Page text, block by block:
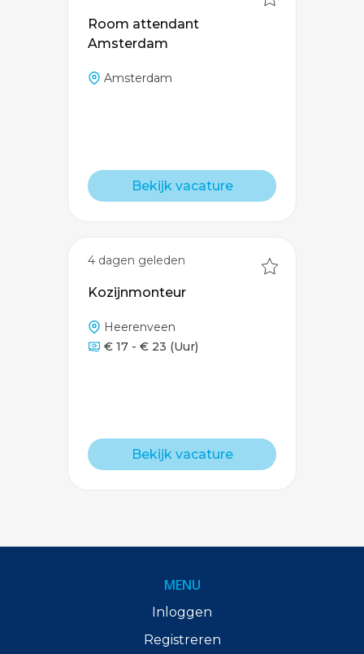
Room attendant
Amsterdam
Amsterdam
Bekijk vacature
4 dagen geleden
Kozijnmonteur
Heerenveen
€ 17 - € 23 (Uur)
Bekijk vacature
MENU
Inloggen
Registreren